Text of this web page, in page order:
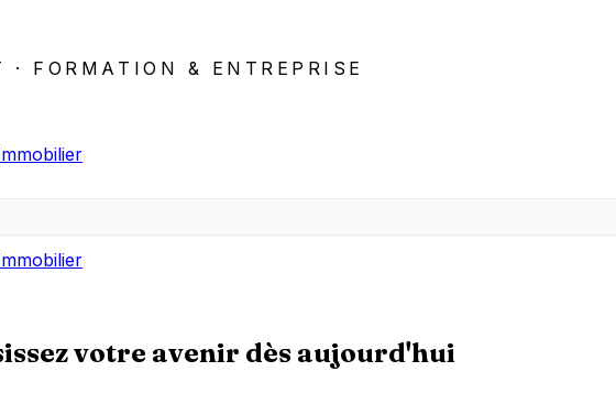
FORMATION & ENTREPRISE
votre avenir dès aujourd'hui